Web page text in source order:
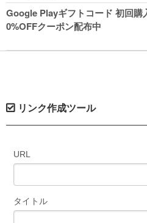
Google Playギフトコード 初回購
0%OFFクーポン配布中
リンク作成ツール
URL
タイトル